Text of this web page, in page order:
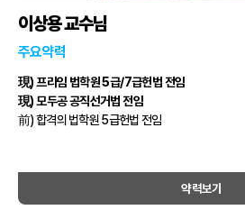
이상용 교수님
주요약력
現) 프라임 법학원 5급/7급헌법 전임
現) 모두공 공직선거법 전임
前) 합격의 법학원 5급헌법 전임
약력보기